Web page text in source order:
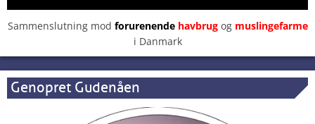
Sammenslutning mod forurenendehavbrugog muslingefarme
i Danmark
Genopret Gudenåen